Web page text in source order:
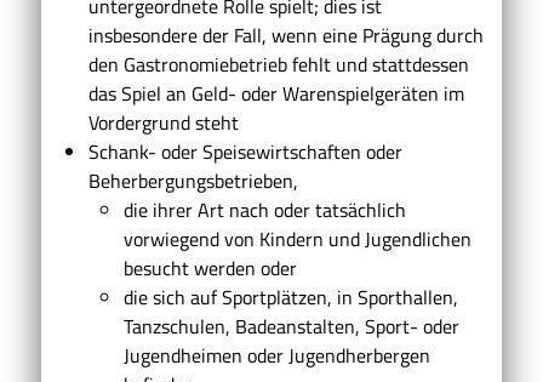
insbesondere der Fall, wenn eine Prägung durch
den Gastronomiebetrieb fehlt und stattdessen
das Spiel an Geld- oder Warenspielgeräten im
Vordergrund steht
Schank- oder Speisewirtschaften oder
Beherbergungsbetrieben,
die ihrer Art nach oder tatsächlich
vorwiegend von Kindern und Jugendlichen
besucht werden oder
die sich auf Sportplätzen, in Sporthallen,
Tanzschulen, Badeanstalten, Sport- oder
Jugendheimen oder Jugendherbergen